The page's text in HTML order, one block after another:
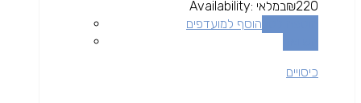
₪220
Availability: במלאי
הוסף למועדפים
כיסויים